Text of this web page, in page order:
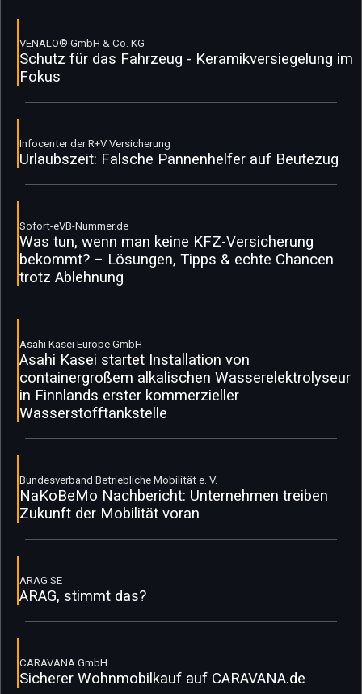
VENALO® GmbH & Co. KG
Schutz für das Fahrzeug - Keramikversiegelung im
Fokus
Infocenter der R+V Versicherung
Urlaubszeit: Falsche Pannenhelfer auf Beutezug
Sofort-eVB-Nummer.de
Was tun, wenn man keine KFZ-Versicherung
bekommt? – Lösungen, Tipps & echte Chancen
trotz Ablehnung
Asahi Kasei Europe GmbH
Asahi Kasei startet Installation von
containergroßem alkalischen Wasserelektrolyseur
in Finnlands erster kommerzieller
Wasserstofftankstelle
Bundesverband Betriebliche Mobilität e. V.
NaKoBeMo Nachbericht: Unternehmen treiben
Zukunft der Mobilität voran
ARAG SE
ARAG, stimmt das?
CARAVANA GmbH
Sicherer Wohnmobilkauf auf CARAVANA.de